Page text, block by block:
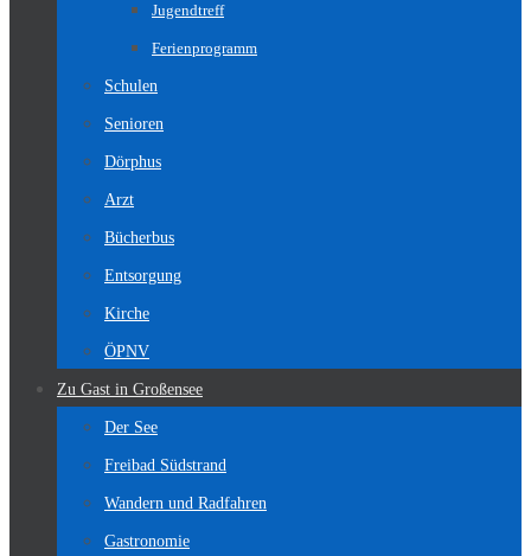
Jugendtreff
Ferienprogramm
Schulen
Senioren
Dörphus
Arzt
Bücherbus
Entsorgung
Kirche
ÖPNV
Zu Gast in Großensee
Der See
Freibad Südstrand
Wandern und Radfahren
Gastronomie